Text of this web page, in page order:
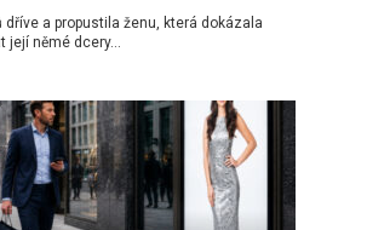
a propustila ženu, která dokázala
její němé dcery…